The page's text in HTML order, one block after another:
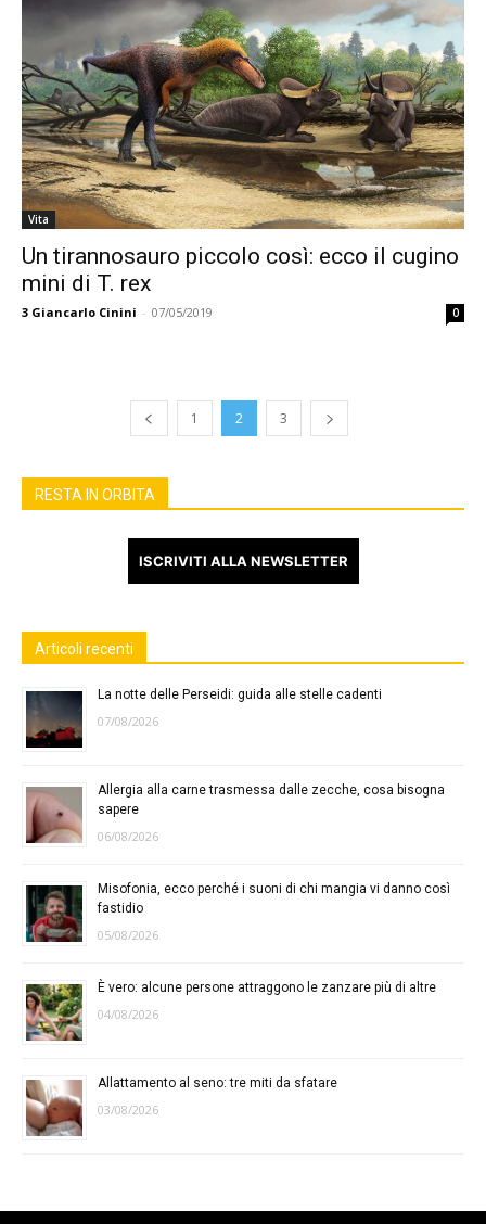
Vita
Un tirannosauro piccolo così: ecco il cugino
mini di T. rex
3 Giancarlo Cinini - 07/05/2019 0
1 2 3
RESTA IN ORBITA
ISCRIVITI ALLA NEWSLETTER
Articoli recenti
La notte delle Perseidi: guida alle stelle cadenti
07/08/2026
Allergia alla carne trasmessa dalle zecche, cosa bisogna
sapere
06/08/2026
Misofonia, ecco perché i suoni di chi mangia vi danno così
fastidio
05/08/2026
È vero: alcune persone attraggono le zanzare più di altre
04/08/2026
Allattamento al seno: tre miti da sfatare
03/08/2026